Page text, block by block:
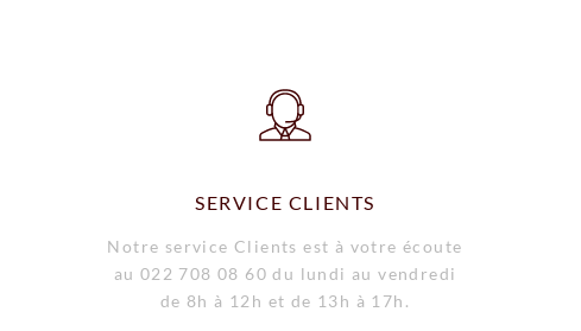
SERVICE CLIENTS
Notre service Clients est à votre écoute
au 022 708 08 60 du lundi au vendredi
de 8h à 12h et de 13h à 17h.